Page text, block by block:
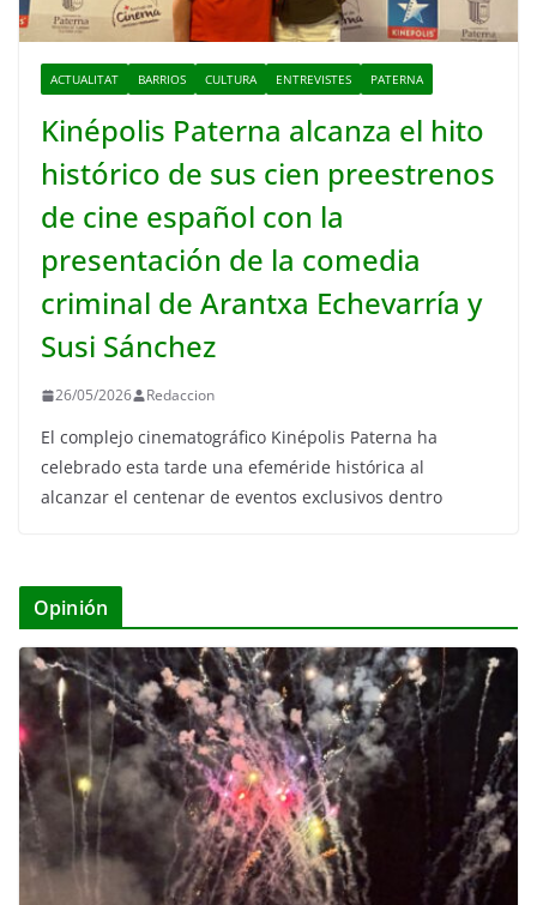
ACTUALITAT BARRIOS CULTURA ENTREVISTES PATERNA
Kinépolis Paterna alcanza el hito
histórico de sus cien preestrenos
de cine español con la
presentación de la comedia
criminal de Arantxa Echevarría y
Susi Sánchez
26/05/2026 Redaccion
El complejo cinematográfico Kinépolis Paterna ha
celebrado esta tarde una efeméride histórica al
alcanzar el centenar de eventos exclusivos dentro
Opinión